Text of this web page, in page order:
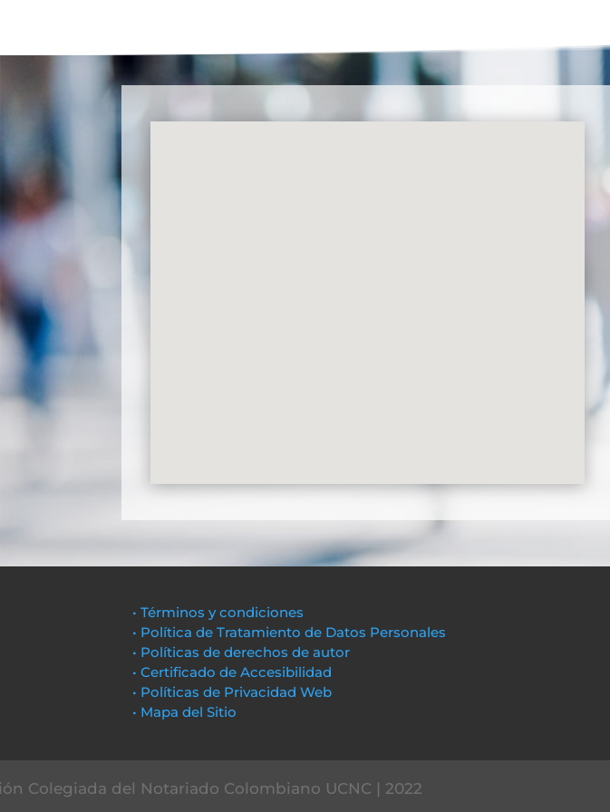
• Términos y condiciones
• Política de Tratamiento de Datos Personales
• Políticas de derechos de autor
• Certificado de Accesibilidad
• Políticas de Privacidad Web
• Mapa del Sitio
Colegiada del Notariado Colombiano UCNC | 2022